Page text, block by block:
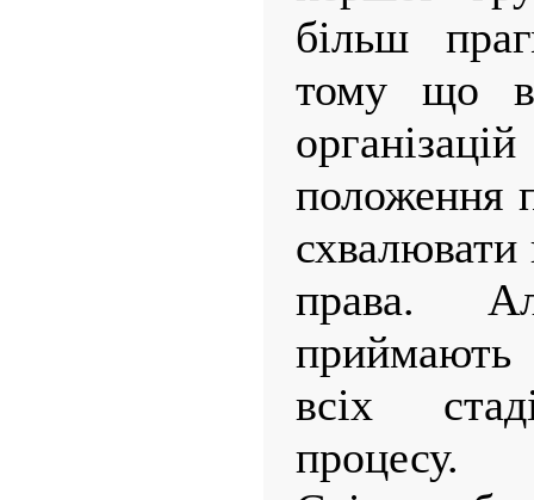
більш
тому що в
положення
права.
всіх
процесу.